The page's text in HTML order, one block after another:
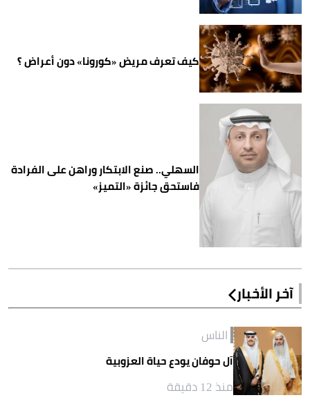
كيف تعرف مريض «كورونا» دون أعراض ؟
السهلي.. صنع الابتكار وراهن على الفرادة
فاستحق جائزة «التميز»
آخر الأخبار
الناس
آل حوفان يودع حياة العزوبية
منذ 12 دقيقة